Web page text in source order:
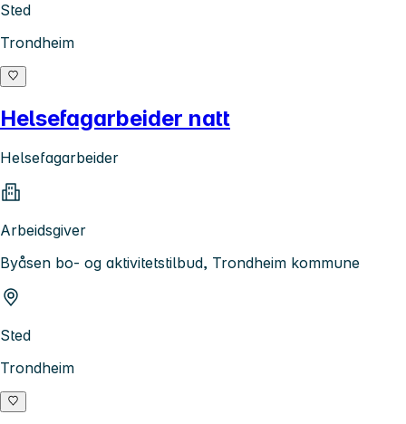
Sted
Trondheim
Helsefagarbeider natt
Helsefagarbeider
Arbeidsgiver
Byåsen bo- og aktivitetstilbud, Trondheim kommune
Sted
Trondheim